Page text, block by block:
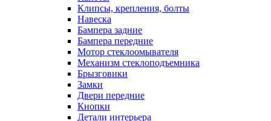
Клипсы, крепления, болты
Навеска
Бампера задние
Бампера передние
Мотор стеклоомывателя
Механизм стеклоподъемника
Брызговики
Замки
Двери передние
Кнопки
Детали интерьера